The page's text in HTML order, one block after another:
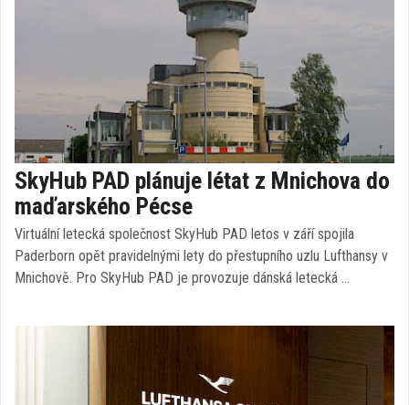
SkyHub PAD plánuje létat z Mnichova do
maďarského Pécse
Virtuální letecká společnost SkyHub PAD letos v září spojila
Paderborn opět pravidelnými lety do přestupního uzlu Lufthansy v
Mnichově. Pro SkyHub PAD je provozuje dánská letecká …